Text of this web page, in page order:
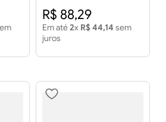
METAIS
R$ 88,29
Em até2x R$44,14 sem
juros